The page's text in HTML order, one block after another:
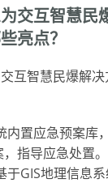
交互智慧民
亮点？
互智慧民爆解
内置应急预案库
指导应急处置。
于GIS地理信息